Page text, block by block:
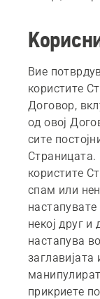
Вие
користите
Договор,
од овој
сите
Страницата.
користите
спам или
некој друг
настапува
заглавијата
прикриете